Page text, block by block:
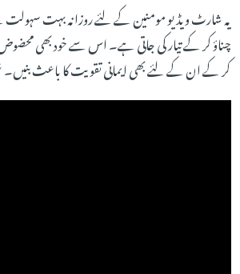
یہ شارٹ ویڈیو مومنین کے لئے روزانہ بہت سہولت
چناؤ کر کے تیار کی جاتی ہے۔ اس سے خود بھی
کر کے ان کے لئے بھی ایمانی تقویت کا باعث بنیں۔